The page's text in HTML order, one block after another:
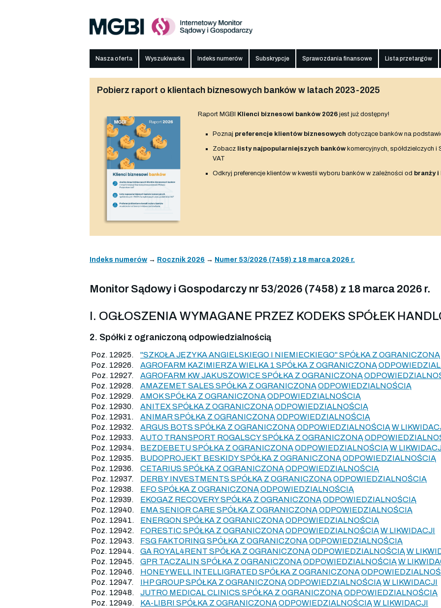
Nasza oferta Wyszukiwarka Indeks numerów Subskrypcje Sprawozdania finansowe Lista przetargów
Pobierz raport o klientach biznesowych banków w latach 2023-2025
Raport MGBI Klienci biznesowi banków 2026 jest już dostępny!
Poznaj preferencje klientów biznesowych dotyczące banków na
Zobacz listy najpopularniejszych bankówkomercyjnych, spółdzielczych i
VAT
Odkryj preferencje klientów w kwestii wyboru banków w zależności od branży
Indeks numerów → Rocznik 2026 → Numer 53/2026 (7458) z 18 marca 2026 r.
Monitor Sądowy i Gospodarczy nr 53/2026 (7458) z 18 marca 2026 r.
I. OGŁOSZENIA WYMAGANE PRZEZ KODEKS SPÓŁEK
2. Spółki z ograniczoną odpowiedzialnością
Poz. 12925.
"SZKOŁA JĘZYKA ANGIELSKIEGO I NIEMIECKIEGO" SPÓŁKA Z
Poz. 12926.
AGROFARM KAZIMIERZA WIELKA 1 SPÓŁKA Z OGRANICZONĄ
Poz. 12927.
AGROFARM KW JAKUSZOWICE SPÓŁKA Z OGRANICZONĄ
Poz. 12928.
AMAZEMET SALES SPÓŁKA Z OGRANICZONĄ ODPOWIEDZIALNOŚCIĄ
Poz. 12929.
AMOK SPÓŁKA Z OGRANICZONĄ ODPOWIEDZIALNOŚCIĄ
Poz. 12930.
ANITEX SPÓŁKA Z OGRANICZONĄ ODPOWIEDZIALNOŚCIĄ
Poz. 12931.
ANIMAR SPÓŁKA Z OGRANICZONĄ ODPOWIEDZIALNOŚCIĄ
Poz. 12932.
ARGUS BOTS SPÓŁKA Z OGRANICZONĄ ODPOWIEDZIALNOŚCIĄ W
Poz. 12933.
AUTO TRANSPORT ROGALSCY SPÓŁKA Z OGRANICZONĄ
Poz. 12934.
BEZDEBETU SPÓŁKA Z OGRANICZONĄ ODPOWIEDZIALNOŚCIĄ W
Poz. 12935.
BUDOPROJEKT BESKIDY SPÓŁKA Z OGRANICZONĄ ODPOWIEDZIALNOŚCIĄ
Poz. 12936.
CETARIUS SPÓŁKA Z OGRANICZONĄ ODPOWIEDZIALNOŚCIĄ
Poz. 12937.
DERBY INVESTMENTS SPÓŁKA Z OGRANICZONĄ ODPOWIEDZIALNOŚCIĄ
Poz. 12938.
EFO SPÓŁKA Z OGRANICZONĄ ODPOWIEDZIALNOŚCIĄ
Poz. 12939.
EKOGAZ RECOVERY SPÓŁKA Z OGRANICZONĄ ODPOWIEDZIALNOŚCIĄ
Poz. 12940.
EMA SENIOR CARE SPÓŁKA Z OGRANICZONĄ ODPOWIEDZIALNOŚCIĄ
Poz. 12941.
ENERGON SPÓŁKA Z OGRANICZONĄ ODPOWIEDZIALNOŚCIĄ
Poz. 12942.
FORESTIC SPÓŁKA Z OGRANICZONĄ ODPOWIEDZIALNOŚCIĄ W LIKWIDACJI
Poz. 12943.
FSG FAKTORING SPÓŁKA Z OGRANICZONĄ ODPOWIEDZIALNOŚCIĄ
Poz. 12944.
GA ROYAL4RENT SPÓŁKA Z OGRANICZONĄ ODPOWIEDZIALNOŚCIĄ W
Poz. 12945.
GPR TACZALIN SPÓŁKA Z OGRANICZONĄ ODPOWIEDZIALNOŚCIĄ W
Poz. 12946.
HONEYWELL INTELLIGRATED SPÓŁKA Z OGRANICZONĄ
Poz. 12947.
IHP GROUP SPÓŁKA Z OGRANICZONĄ ODPOWIEDZIALNOŚCIĄ W LIKWIDACJI
Poz. 12948.
JUTRO MEDICAL CLINICS SPÓŁKA Z OGRANICZONĄ ODPOWIEDZIALNOŚCIĄ
Poz. 12949.
KA-LIBRI SPÓŁKA Z OGRANICZONĄ ODPOWIEDZIALNOŚCIĄ W LIKWIDACJI